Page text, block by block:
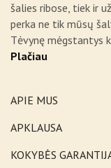
šalies ribose, tiek ir
perka ne tik mūsų
Tėvynę mėgstantys
Plačiau
APIE MUS
APKLAUSA
KOKYBĖS